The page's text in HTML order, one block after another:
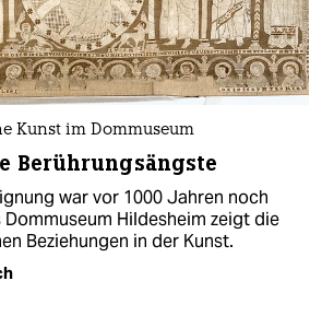
Kunst im Dommuseum
Berührungsängste
war vor 1000 Jahren noch
Dommuseum Hildesheim zeigt die
Beziehungen in der Kunst.